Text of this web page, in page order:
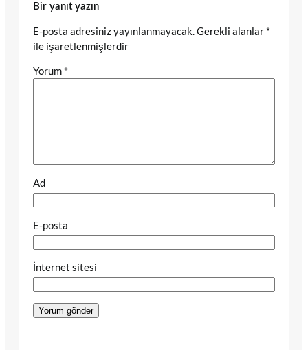
Bir yanıt yazın
E-posta adresiniz yayınlanmayacak. Gerekli alanlar *
ile işaretlenmişlerdir
Yorum *
Ad
E-posta
İnternet sitesi